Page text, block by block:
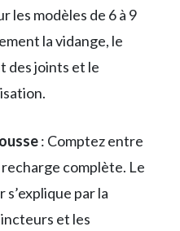
les modèles de 6 à 9
la vidange, le
des joints et le
: Comptez entre
complète. Le
par la
et les